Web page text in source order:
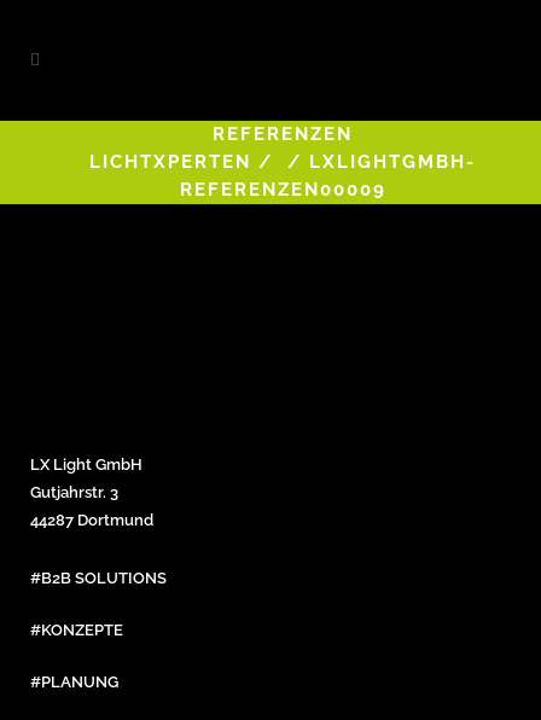
REFERENZEN
LICHTXPERTEN / / LXLIGHTGMBH-
REFERENZEN00009
LX Light GmbH
Gutjahrstr. 3
44287 Dortmund
#B2B SOLUTIONS
#KONZEPTE
#PLANUNG